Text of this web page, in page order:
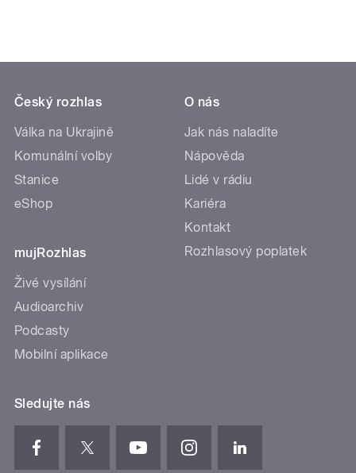
Český rozhlas
Válka na Ukrajině
Komunální volby
Stanice
eShop
mujRozhlas
Živé vysílání
Audioarchiv
Podcasty
Mobilní aplikace
O nás
Jak nás naladíte
Nápověda
Lidé v rádiu
Kariéra
Kontakt
Rozhlasový poplatek
Sledujte nás